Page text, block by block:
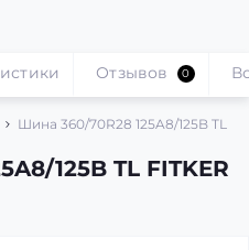
Шина 360/70R28 125A8/125B TL
125B TL FITKER
Отзывов 0